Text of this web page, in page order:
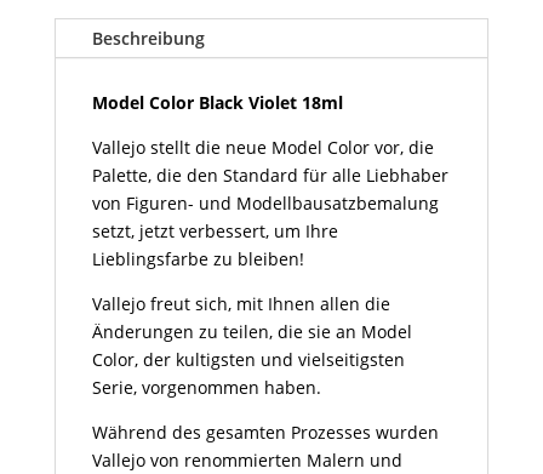
18mlBeschreibung
Model Color Black Violet 18ml
Vallejo stellt die neue Model Color vor, die
Palette, die den Standard für alle Liebhaber
von Figuren- und Modellbausatzbemalung
setzt, jetzt verbessert, um Ihre
Lieblingsfarbe zu bleiben!
Vallejo freut sich, mit Ihnen allen die
Änderungen zu teilen, die sie an Model
Color, der kultigsten und vielseitigsten
Serie, vorgenommen haben.
Während des gesamten Prozesses wurden
Vallejo von renommierten Malern und